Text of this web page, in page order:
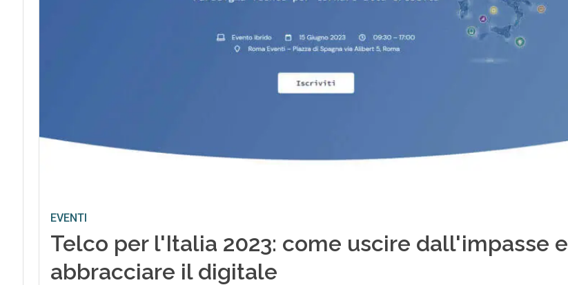
EVENTI
Telco per l'Italia 2023: come uscire dall'impasse e
abbracciare il digitale